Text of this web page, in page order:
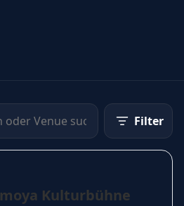
Filter
moya Kulturbühne